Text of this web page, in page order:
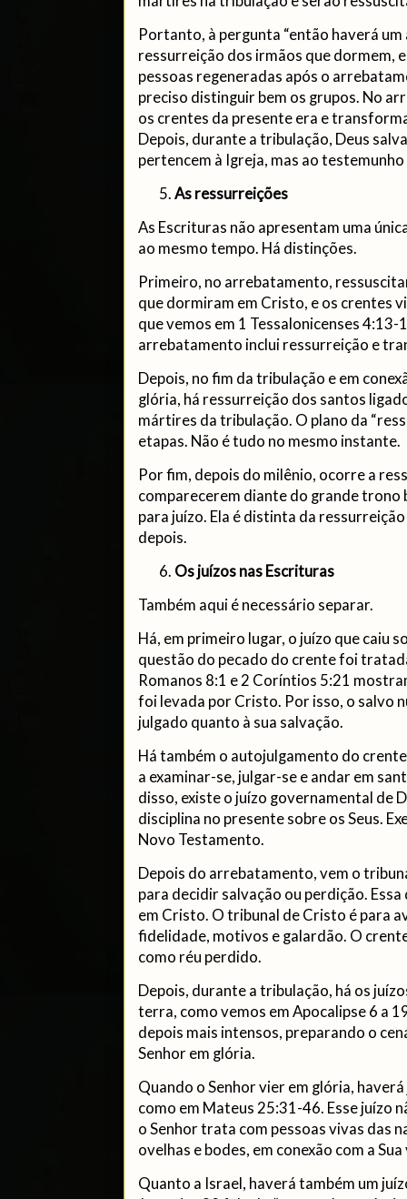
Portanto, à pergunta “então haverá
ressurreição dos irmãos que dormem,
pessoas regeneradas após o
preciso distinguir bem os grupos. No
os crentes da presente era e
Depois, durante a tribulação, Deus
pertencem à Igreja, mas ao
As ressurreições
As Escrituras não apresentam uma
ao mesmo tempo. Há distinções.
Primeiro, no arrebatamento,
que dormiram em Cristo, e os crentes
que vemos em 1 Tessalonicenses
arrebatamento inclui ressurreição e
Depois, no fim da tribulação e em
glória, há ressurreição dos santos
mártires da tribulação. O plano da
etapas. Não é tudo no mesmo instante.
Por fim, depois do milênio, ocorre a
comparecerem diante do grande trono
para juízo. Ela é distinta da
depois.
Os juízos nas Escrituras
Também aqui é necessário separar.
Há, em primeiro lugar, o juízo que caiu
questão do pecado do crente foi
Romanos 8:1 e 2 Coríntios 5:21
foi levada por Cristo. Por isso, o salvo
julgado quanto à sua salvação.
Há também o autojulgamento do
a examinar-se, julgar-se e andar em
disso, existe o juízo governamental de
disciplina no presente sobre os Seus.
Novo Testamento.
Depois do arrebatamento, vem o
para decidir salvação ou perdição.
em Cristo. O tribunal de Cristo é para
fidelidade, motivos e galardão. O
como réu perdido.
Depois, durante a tribulação, há os
terra, como vemos em Apocalipse 6 a
depois mais intensos, preparando o
Senhor em glória.
Quando o Senhor vier em glória,
como em Mateus 25:31-46. Esse juízo
o Senhor trata com pessoas vivas das
ovelhas e bodes, em conexão com a
Quanto a Israel, haverá também um